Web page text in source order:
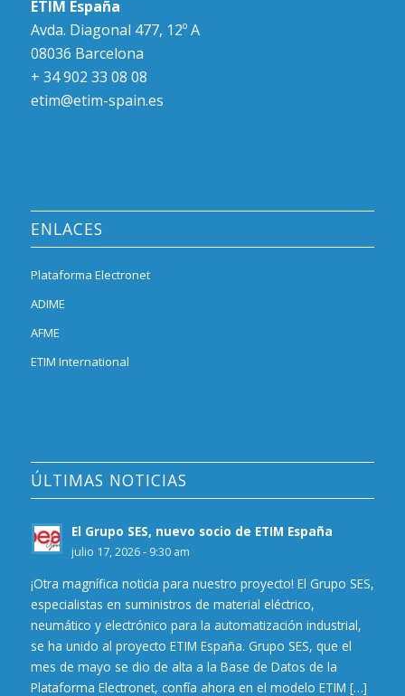
ETIM España
Avda. Diagonal 477, 12º A
08036 Barcelona
+ 34 902 33 08 08
etim@etim-spain.es
ENLACES
Plataforma Electronet
ADIME
AFME
ETIM International
ÚLTIMAS NOTICIAS
El Grupo SES, nuevo socio de ETIM España
julio 17, 2026 - 9:30 am
¡Otra magnífica noticia para nuestro proyecto! El Grupo SES,
especialistas en suministros de material eléctrico,
neumático y electrónico para la automatización industrial,
se ha unido al proyecto ETIM España. Grupo SES, que el
mes de mayo se dio de alta a la Base de Datos de la
Plataforma Electronet, confía ahora en el modelo ETIM […]